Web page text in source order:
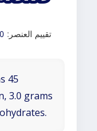
تقييم العنصر:
45
3.0 grams